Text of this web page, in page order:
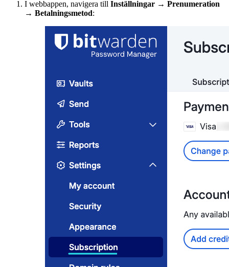
I webbappen, navigera till Inställningar → Prenumeration
→ Betalningsmetod: